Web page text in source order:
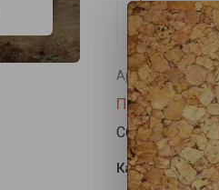
Артикул: нет
Полистрим ТМ
Сборная
Каркас